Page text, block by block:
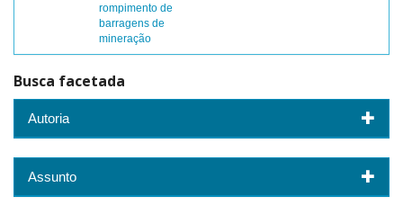
rompimento de
barragens de
mineração
Busca facetada
Autoria
Assunto